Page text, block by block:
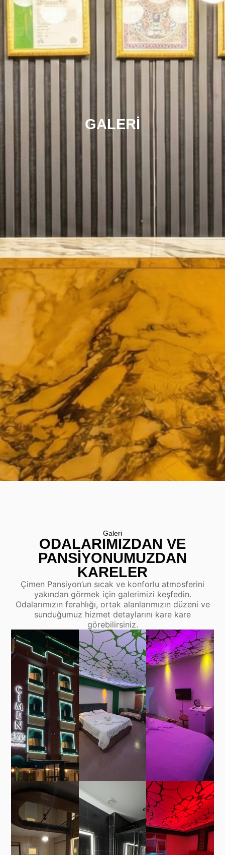
GALERI
Galeri
ODALARIMIZDAN VE
PANSIYONUMUZDAN
KARELER
Çimen Pansiyon’un sıcak ve konforlu atmosferini
yakından görmek için galerimizi keşfedin.
Odalarımızın ferahlığı, ortak alanlarımızın düzeni ve
sunduğumuz hizmet detaylarını kare kare
görebilirsiniz.